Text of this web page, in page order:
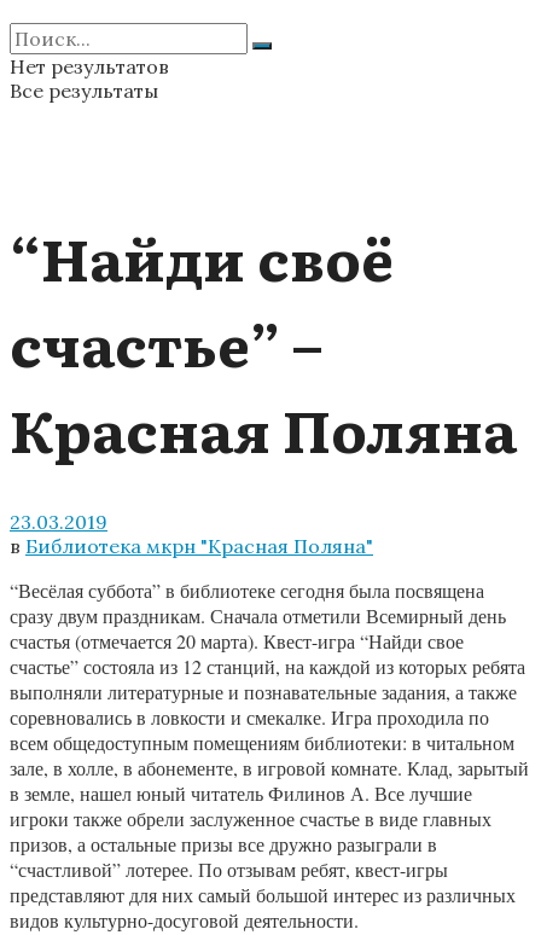
Нет результатов
Все результаты
“Найди своё
счастье” –
Красная Поляна
23.03.2019
в Библиотека мкрн "Красная Поляна"
“Весёлая суббота” в библиотеке сегодня была посвящена
сразу двум праздникам. Сначала отметили Всемирный день
счастья (отмечается 20 марта). Квест-игра “Найди свое
счастье” состояла из 12 станций, на каждой из которых ребята
выполняли литературные и познавательные задания, а также
соревновались в ловкости и смекалке. Игра проходила по
всем общедоступным помещениям библиотеки: в читальном
зале, в холле, в абонементе, в игровой комнате. Клад, зарытый
в земле, нашел юный читатель Филинов А. Все лучшие
игроки также обрели заслуженное счастье в виде главных
призов, а остальные призы все дружно разыграли в
“счастливой” лотерее. По отзывам ребят, квест-игры
представляют для них самый большой интерес из различных
видов культурно-досуговой деятельности.